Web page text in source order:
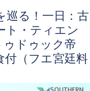
巡る！一日：古
ト・ティエン
ドゥック帝
付（フエ宮廷料